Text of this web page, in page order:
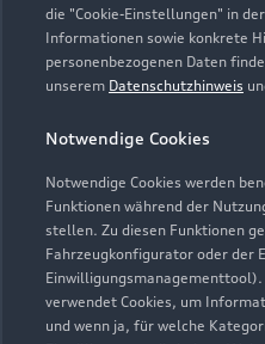
die "Cookie-Einstellungen" in
Informationen sowie konkrete
personenbezogenen Daten
unserem Datenschutzhinweis
Notwendige Cookies
Notwendige Cookies werden
Funktionen während der
stellen. Zu diesen Funktionen
Fahrzeugkonfigurator oder der
Einwilligungsmanagementtool).
verwendet Cookies, um
und wenn ja, für welche
Montag -
Donnerstag
Freitag
Samstag -